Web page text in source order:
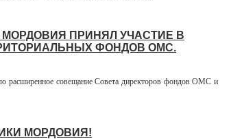
ПРИНЯЛ УЧАСТИЕ В
ФОНДОВ ОМС.
совещание Совета директоров фондов ОМС и
МОРДОВИЯ!